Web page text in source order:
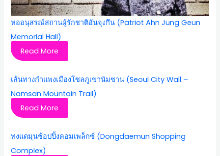
หออนุสรณ์สถานผู้รักชาติอันจุงกึน (Patriot Ahn Jung Geun
Memorial Hall)
Read More
เส้นทางกำแพงเมืองโซลภูเขานัมซาน (Seoul City Wall –
Namsan Mountain Trail)
Read More
ทงแดมุนช้อปปิ้งคอมเพล็กซ์ (Dongdaemun Shopping
Complex)